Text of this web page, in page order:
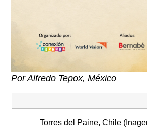
Por Alfredo Tepox, México
Torres del Paine, Chile